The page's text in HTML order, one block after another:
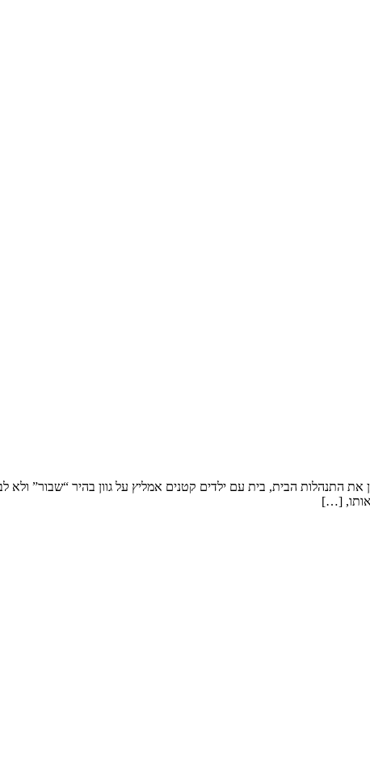
התנהלות הבית, בית עם ילדים קטנים אמליץ על גוון בהיר “שבור” ולא
[…]